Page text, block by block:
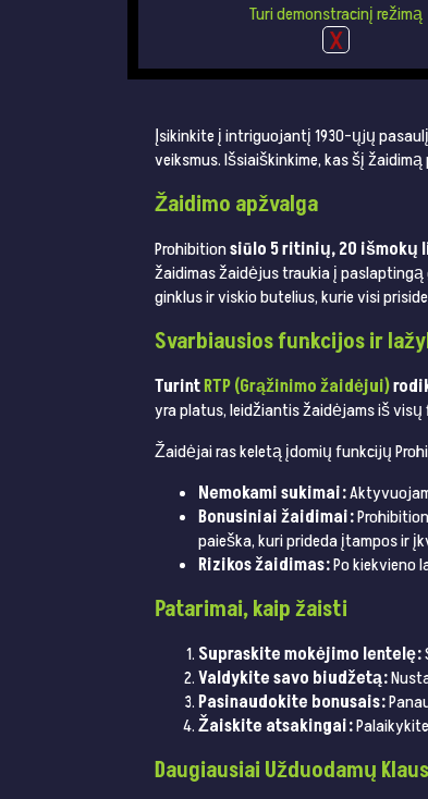
Turi demonstracinį režimą
Įsikinkite į intriguojantį 1930-ųjų pasaulį
veiksmus. Išsiaiškinkime, kas šį
Žaidimo apžvalga
Prohibitionsiūlo 5 ritinių, 20 išmokų
žaidimas žaidėjus traukia į
ginklus ir viskio butelius, kurie visi
Svarbiausios funkcijos ir
TurintRTP (Grąžinimo žaidėjui)
yra platus, leidžiantis žaidėjams iš
Žaidėjai ras keletą įdomių funkcijų
Nemokami sukimai:
Bonusiniai žaidimai:
paieška, kuri prideda įtampos ir
Rizikos žaidimas:Po kiekvieno
Patarimai, kaip žaisti
Supraskite mokėjimo lentelę:
Valdykite savo biudžetą:
Pasinaudokite bonusais:
Žaiskite atsakingai:
Daugiausiai Užduodamų